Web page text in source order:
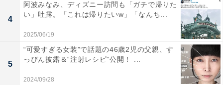
4
阿波みなみ、ディズニー訪問も「ガチで帰りた
い」吐露。「これは帰りたいw」「なんち...
2025/06/19
5
“可愛すぎる女装”で話題の46歳2児の父親、す
っぴん披露＆“注射レシピ”公開！ ...
2024/09/28